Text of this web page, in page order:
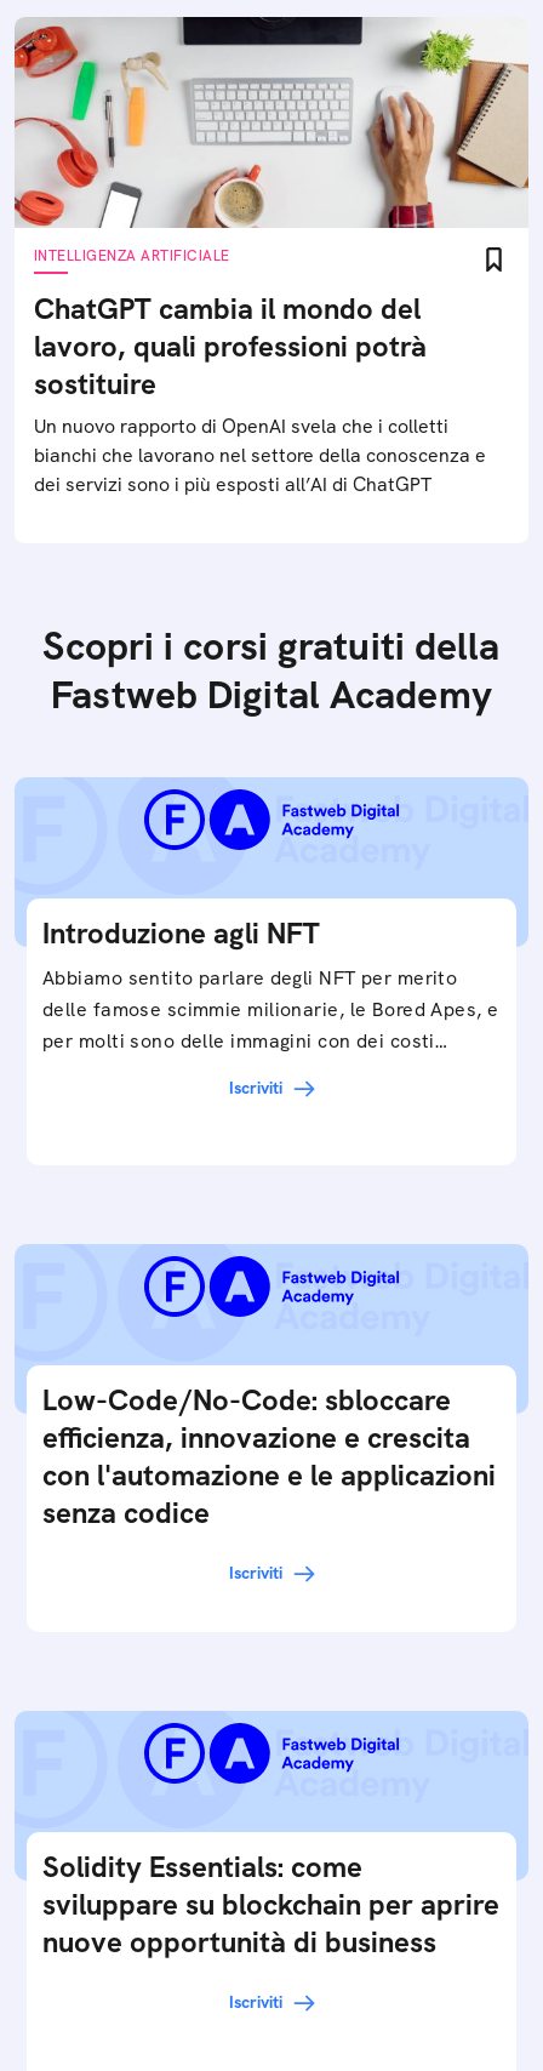
INTELLIGENZA ARTIFICIALE
ChatGPT cambia il mondo del
lavoro, quali professioni potrà
sostituire
Un nuovo rapporto di OpenAI svela che i colletti
bianchi che lavorano nel settore della conoscenza e
dei servizi sono i più esposti all’AI di ChatGPT
Scopri i corsi gratuiti della
Fastweb Digital Academy
Introduzione agli NFT
Abbiamo sentito parlare degli NFT per merito
delle famose scimmie milionarie, le Bored Apes, e
per molti sono delle immagini con dei costi…
Iscriviti
Low-Code/No-Code: sbloccare
efficienza, innovazione e crescita
con l'automazione e le applicazioni
senza codice
Iscriviti
Solidity Essentials: come
sviluppare su blockchain per aprire
nuove opportunità di business
Iscriviti